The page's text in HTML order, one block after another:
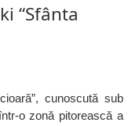
“Sfânta
cunoscută sub
o zonă pitorească a